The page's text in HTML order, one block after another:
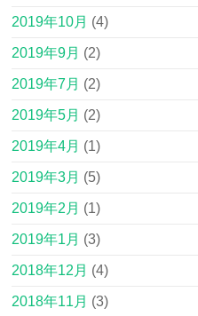
2019年10月 (4)
2019年9月 (2)
2019年7月 (2)
2019年5月 (2)
2019年4月 (1)
2019年3月 (5)
2019年2月 (1)
2019年1月 (3)
2018年12月 (4)
2018年11月 (3)